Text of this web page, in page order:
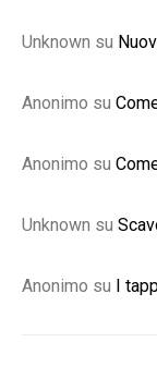
Unknown su
Anonimo su
Anonimo su
Unknown su
Anonimo su I